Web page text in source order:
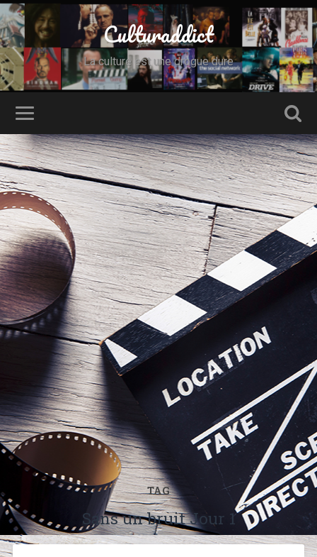
Culturaddict
La culture est une drogue dure
TAG
Sans un bruit Jour 1